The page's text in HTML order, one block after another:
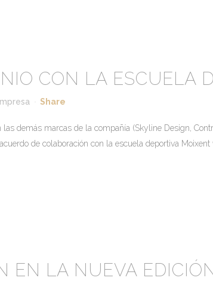
CON LA ESCUELA
Share
demás marcas de la compañía (Skyline Design,
de colaboración con la escuela deportiva
EN LA NUEVA